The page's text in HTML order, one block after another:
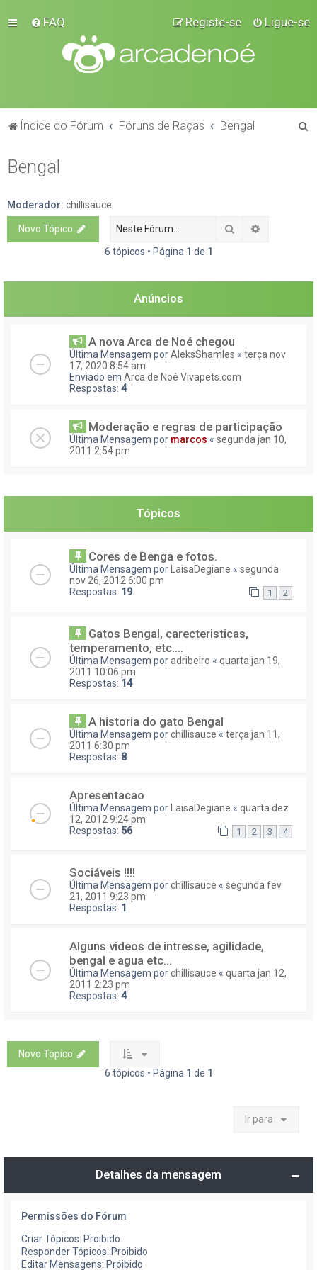
FAQ Ligue-se
Registe-se
Índice do Fórum Fóruns de Raças Bengal
r
Bengal
Moderador: chillisauce
Novo Tópico Pesquisar
6 tópicos • Página 1 de 1
Anúncios
A nova Arca de Noé chegou
Última Mensagem porAleksShamles « terça nov
17, 2020 8:54 am
Enviado em Arca de Noé Vivapets.com
Respostas: 4
Moderação e regras de participação
Última Mensagem por marcos « segunda jan 10,
2011 2:54 pm
Tópicos
Cores de Benga e fotos.
Última Mensagem por LaisaDegiane « segunda
nov 26, 2012 6:00 pm
Respostas: 19 1 2
Gatos Bengal, carecteristicas,
temperamento, etc....
Última Mensagem poradribeiro « quarta jan 19,
2011 10:06 pm
Respostas: 14
A historia do gato Bengal
Última Mensagem porchillisauce « terça jan 11,
2011 6:30 pm
Respostas: 8
Apresentacao
Última Mensagem por LaisaDegiane « quarta dez
12, 2012 9:24 pm
Respostas: 56 1 2 3 4
Sociáveis !!!!
Última Mensagem porchillisauce « segunda fev
21, 2011 9:23 pm
Respostas: 1
Alguns videos de intresse, agilidade,
bengal e agua etc...
Última Mensagem porchillisauce « quarta jan 12,
2011 2:23 pm
Respostas: 4
Novo Tópico
6 tópicos • Página 1 de 1
Ir para
Detalhes da mensagem
Permissões do Fórum
Criar Tópicos: Proibido
Responder Tópicos: Proibido
Editar Mensagens: Proibido